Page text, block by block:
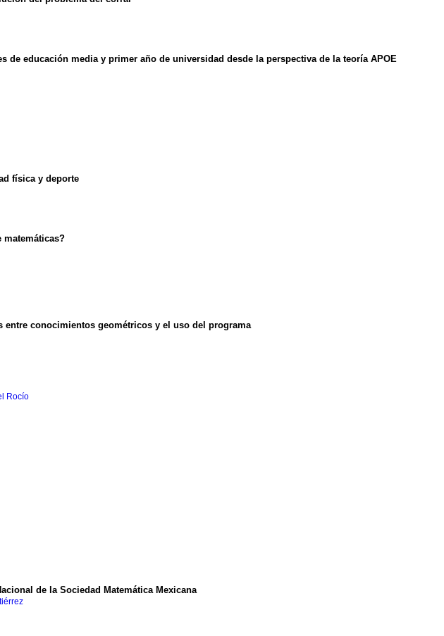
educación media y primer año de universidad desde la perspectiva de la teoría APOE
física y deporte
matemáticas?
entre conocimientos geométricos y el uso del programa
Rocío
de la Sociedad Matemática Mexicana